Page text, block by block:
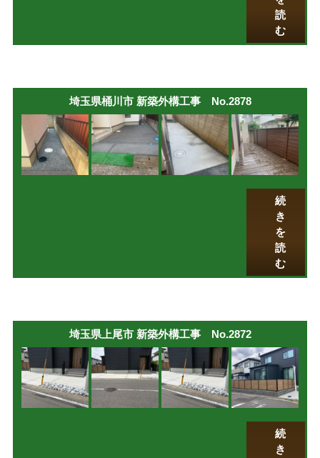
読
む
埼玉県桶川市 新築外構工事 No.2878
続
き
を
読
む
埼玉県上尾市 新築外構工事 No.2872
続
き